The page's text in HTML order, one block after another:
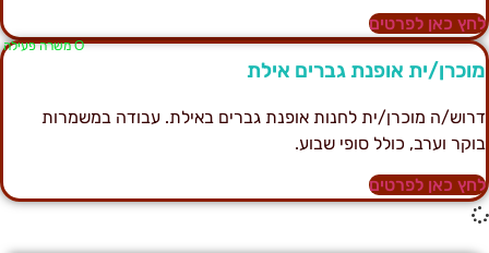
כאן לפרטים
Ο משרה פעילה
ית אופנת גברים אילת
ה מוכרן/ית לחנות אופנת גברים באילת. עבודה במשמרות
וערב, כולל סופי שבוע.
כאן לפרטים